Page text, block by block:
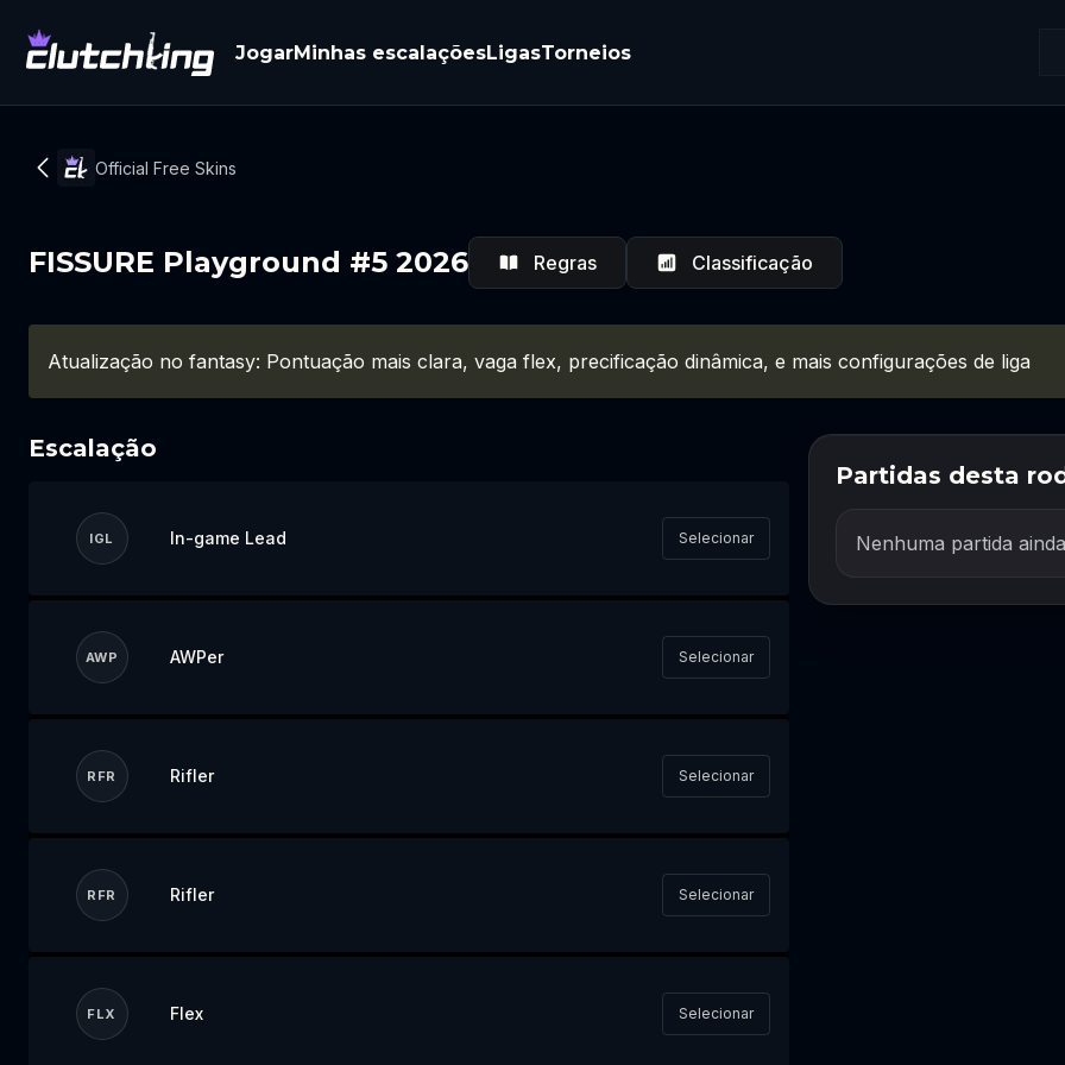
JogarMinhas escalaçõesLigasTorneios
Official Free Skins
FISSURE Playground #5 2026 Regras Classificação
Atualização no fantasy: Pontuação mais clara, vaga flex, precificação dinâmica, e mais configurações de liga
Escalação
IGL In-game Lead Selecionar
AWP AWPer Selecionar
RFR Rifler Selecionar
RFR Rifler Selecionar
FLX Flex Selecionar
Partidas desta
Nenhuma partida ainda